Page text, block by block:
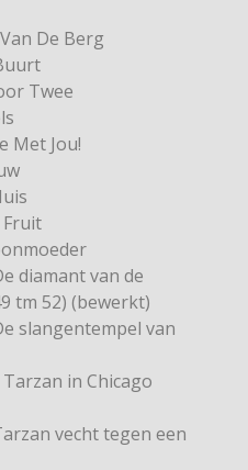
De Berg
Twee
Met Jou!
Fruit
diamant van de
tm 52) (bewerkt)
slangentempel van
Tarzan in Chicago
vecht tegen een